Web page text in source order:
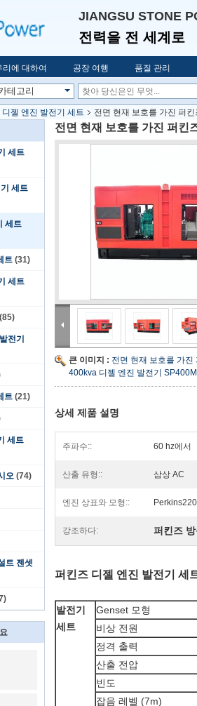
JIANGSU STONE
전력을 전 세계로
리에 대하여 공장 여행 품질 관리
디젤 엔진 발전기 세트
전면 현재 보호를 가진 퍼
세트
세트
세트
트 (31)
세트
(85)
전기
트 (21)
세트
오 (74)
트 젠셋
전면 현재 보호를 가진 퍼킨
큰 이미지 : 전면 현재 보호를 가진
400kva 디젤 엔진 발전기
상세 제품 설명
주파수:: 60 hz에서
산출 유형:: 삼상 AC
엔진 상표와 모형::
강조하다: 퍼킨즈 방
퍼킨즈 디젤 엔진 발전기 세
발전기
세트
Genset 모형
비상 전원
정격 출력
산출 전압
빈도
잡음 레벨 (7m)